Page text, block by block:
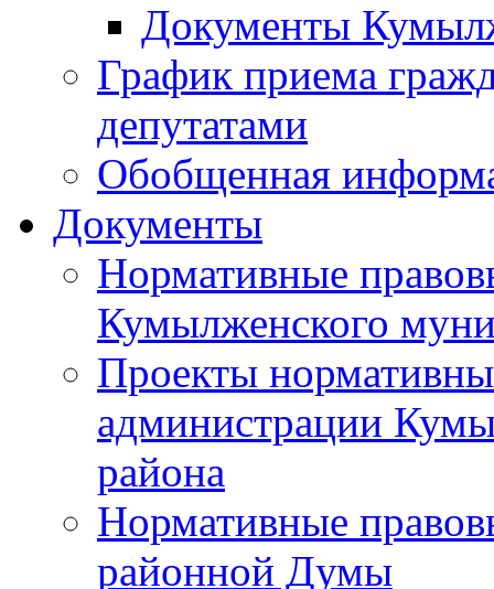
Документы
График приема
депутатами
Обобщенная
Документы
Нормативные
Кумылженского
Проекты
администрации
района
Нормативные
районной Думы